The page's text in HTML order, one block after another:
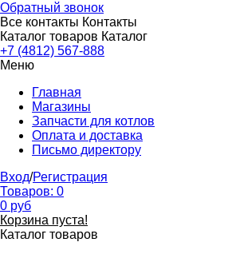
Обратный звонок
Все контакты Контакты
Каталог товаров Каталог
+7 (4812) 567-888
Меню
Главная
Магазины
Запчасти для котлов
Оплата и доставка
Письмо директору
Вход/Регистрация
Товаров: 0
0 руб
Корзина пуста!
Каталог товаров